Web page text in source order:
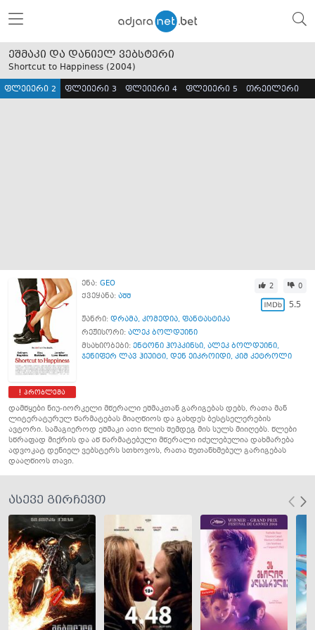
ეშმაკი და დანიელ ვებსტერი
Shortcut to Happiness (2004)
ფლეიერი 2 ფლეიერი 3 ფლეიერი 4 ფლეიერი 5 თრეილერი
პრობლემა
ენა: GEO
ქვეყანა: აშშ
2 0
5.5
ჟანრი: დრამა, კომედია, ფანტასტიკა
რეჟისორი: ალეკ ბოლდუინი
მსახიობები: ენტონი ჰოპკინსი, ალეკ ბოლდუინი,
ჯენიფერ ლავ ჰიუიტი, დენ ეიკროიდი, კიმ კეტროლი
დამწყები ნიუ-იორკელი მწერალი ეშმაკთან გარიგებას დებს, რათა მან
ლიტერატურულ წარმატებას მიაღწიოს და გახდეს ბესტსელერების
ავტორი. სამაგიეროდ ეშმაკი ათი წლის შემდეგ მის სულს მიიღებს. წლები
სწრაფად მიქრის და აწ წარმატებული მწერალი იძულებულია დახმარება
ადვოკატ დენიელ ვებსტერს სთხოვოს, რათა შეთანხმებულ გარიგებას
დააღწიოს თავი.
ასევე გირჩევთ